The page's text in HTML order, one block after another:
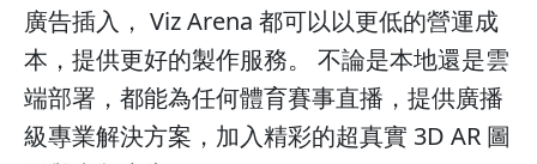
廣告插入， Viz Arena 都可以以更低的營運成
本，提供更好的製作服務。 不論是本地還是雲
端部署，都能為任何體育賽事直播，提供廣播
級專業解決方案，加入精彩的超真實 3D AR 圖